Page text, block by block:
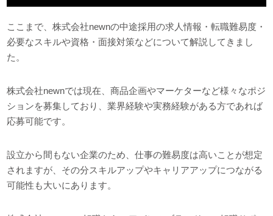
ここまで、株式会社newnの中途採用の求人情報・転職難易度・
必要なスキルや資格・面接対策などについて解説してきまし
た。
株式会社newnでは現在、商品企画やマーケターなど様々なポジ
ションを募集しており、業界経験や実務経験がある方であれば
応募可能です。
設立から間もない企業のため、仕事の難易度は高いことが想定
されますが、その分スキルアップやキャリアアップにつながる
可能性も大いにあります。